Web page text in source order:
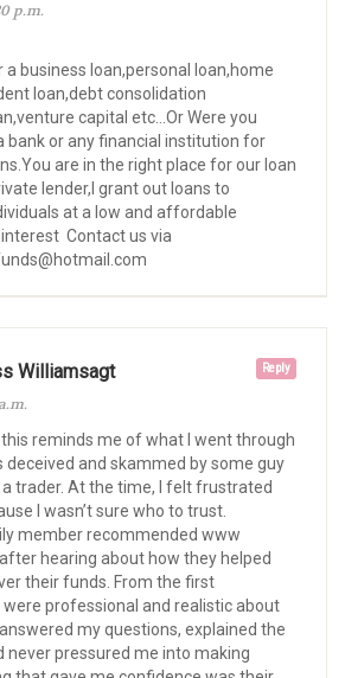
p.m.
business loan,personal loan,home
loan,debt consolidation
capital etc…Or Were you
bank or any financial institution for
are in the right place for our loan
lender,I grant out loans to
at a low and affordable
Contact us via
Reply
Williamsagt
this reminds me of what I went through
deceived and skammed by some guy
trader. At the time, I felt frustrated
I wasn’t sure who to trust.
member recommended www
hearing about how they helped
their funds. From the first
professional and realistic about
my questions, explained the
never pressured me into making